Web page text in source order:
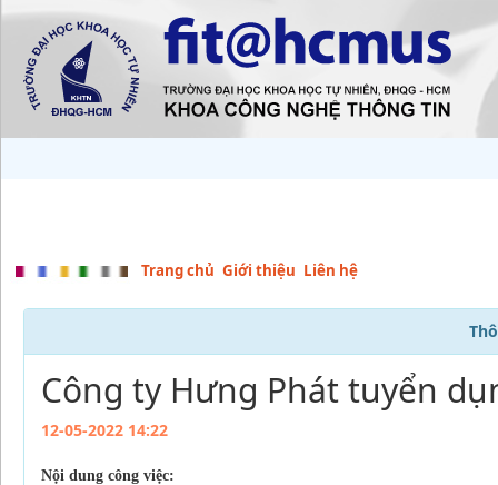
Trang chủ Giới thiệu Liên hệ
Công ty Hưng Phát tuyển
12-05-2022 14:22
Nội dung công việc: